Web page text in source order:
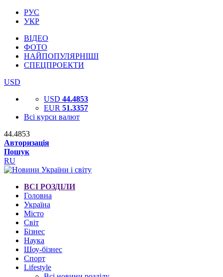
РУС
УКР
ВІДЕО
ФОТО
НАЙПОПУЛЯРНІШІ
СПЕЦПРОЕКТИ
USD
USD 44.4853
EUR 51.3357
Всі курси валют
44.4853
Авторизація
Пошук
RU
ВСІ РОЗДІЛИ
Головна
Україна
Місто
Світ
Бізнес
Наука
Шоу-бізнес
Спорт
Lifestyle